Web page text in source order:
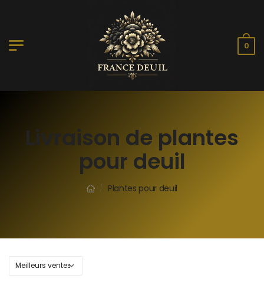
0
Livraison de plantes
pour deuil
/ Plantes pour deuil